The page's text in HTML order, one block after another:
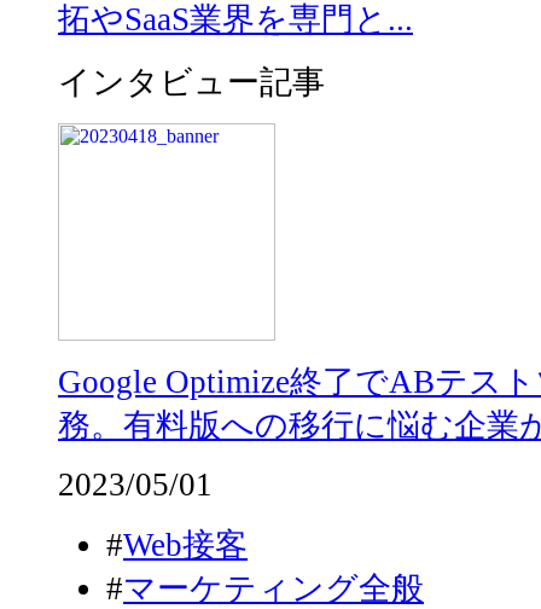
拓やSaaS業界を専門と...
インタビュー記事
Google Optimize終了でABテス
務。有料版への移行に悩む企業
2023/05/01
#Web接客
#マーケティング全般